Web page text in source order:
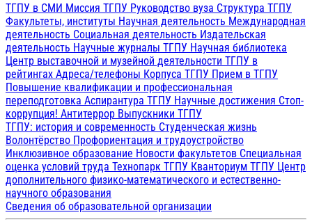
ТГПУ в СМИ Миссия ТГПУ Руководство вуза Структура ТГПУ
Факультеты, институты Научная деятельность Международная
деятельность Социальная деятельность Издательская
деятельность Научные журналы ТГПУ Научная библиотека
Центр выставочной и музейной деятельности ТГПУ в
рейтингах Адреса/телефоны Корпуса ТГПУ Прием в ТГПУ
Повышение квалификации и профессиональная
переподготовка Аспирантура ТГПУ Научные достижения Стоп-
коррупция! Антитеррор Выпускники ТГПУ
ТГПУ: история и современность Студенческая жизнь
Волонтёрство Профориентация и трудоустройство
Инклюзивное образование Новости факультетов Специальная
оценка условий труда Технопарк ТГПУ Кванториум ТГПУ Центр
дополнительного физико-математического и естественно-
научного образования
Сведения об образовательной организации